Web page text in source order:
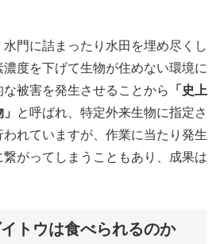
門に詰まったり水田を埋め尽くし
度を下げて生物が住めない環境に
被害を発生させることから
「史上
と呼ばれ、特定外来生物に指定さ
れていますが、作業に当たり発生
繋がってしまうこともあり、成果は
トウは食べられるのか